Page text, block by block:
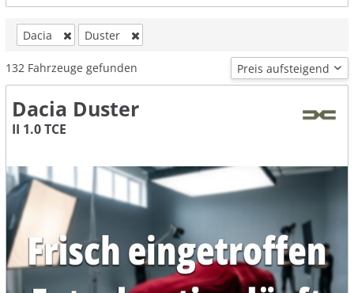
Dacia Duster
132 Fahrzeuge gefunden
Dacia Duster
II 1.0 TCE